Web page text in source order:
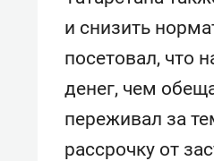
и снизить
посетовал, что
денег, чем
переживал за
рассрочку от